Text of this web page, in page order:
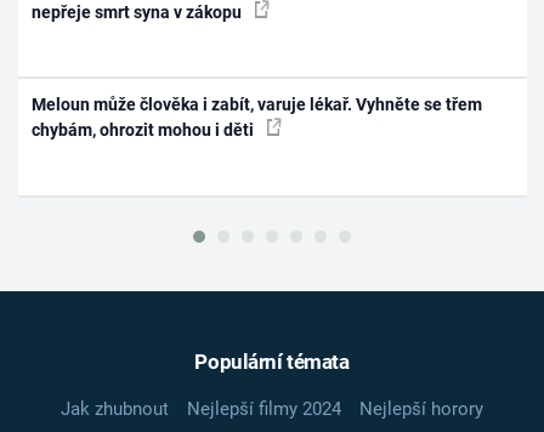
nepřeje smrt syna v zákopu
Meloun může člověka i zabít, varuje lékař. Vyhněte se třem
chybám, ohrozit mohou i děti
Populární témata
Jak zhubnout Nejlepší filmy 2024
Nejlepší horory